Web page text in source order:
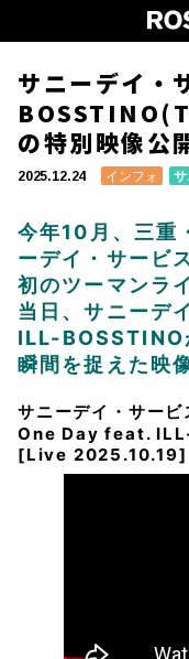
サニーデイ
の特別映像公
2025.12.24 インフォ
今年10月、三重
ーデイ・サービ
初のツーマンラ
当日、サニーデ
ILL-BOSSTINO
瞬間を捉えた映
サニーデイ・サービ
One Day feat.
[Live 2025.10.19]